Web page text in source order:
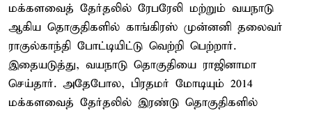
மக்களவைத் தேர்தலில் ரேபரேலி மற்றும் வயநாடு
ஆகிய தொகுதிகளில் காங்கிரஸ் முன்னனி தலைவர்
ராகுல்காந்தி போட்டியிட்டு வெற்றி பெற்றார்.
இதையடுத்து, வயநாடு தொகுதியை ராஜினாமா
செய்தார். அதேபோல, பிரதமர் மோடியும் 2014
மக்களவைத் தேர்தலில் இரண்டு தொகுதிகளில்